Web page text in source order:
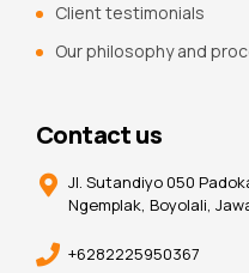
Client testimonials
Our philosophy and
Contact us
Jl. Sutandiyo 050
Ngemplak, Boyolali,
+6282225950367